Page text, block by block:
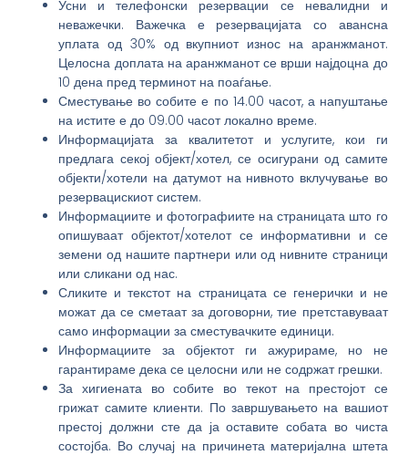
Усни и телефонски резервации се невалидни и
неважечки. Важечка е резервацијата со авансна
уплата од 30% од вкупниот износ на аранжманот.
Целосна доплата на аранжманот се врши најдоцна до
10 дена пред терминот на поаѓање.
Сместување во собите е по 14.00 часот, а напуштање
на истите е до 09.00 часот локално време.
Информацијата за квалитетот и услугите, кои ги
предлага секој објект/хотел, се осигурани од самите
објекти/хотели на датумот на нивното вклучување во
резервацискиот систем.
Информациите и фотографиите на страницата што го
опишуваат објектот/хотелот се информативни и се
земени од нашите партнери или од нивните страници
или сликани од нас.
Сликите и текстот на страницата се генерички и не
можат да се сметаат за договорни, тие претставуваат
само информации за сместувачките единици.
Информациите за објектот ги ажурираме, но не
гарантираме дека се целосни или не содржат грешки.
За хигиената во собите во текот на престојот се
грижат самите клиенти. По завршувањето на вашиот
престој должни сте да ја оставите собата во чиста
состојба. Во случај на причинета материјална штета